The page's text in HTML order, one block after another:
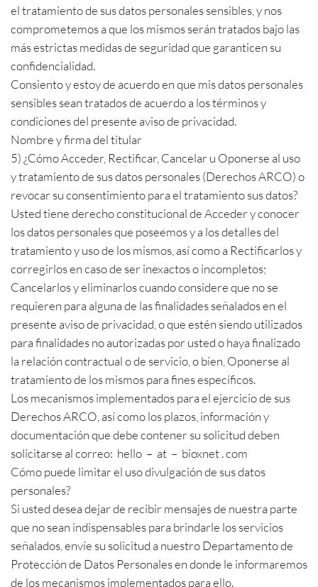
el tratamiento de sus datos personales sensibles, y nos
comprometemos a que los mismos serán tratados bajo las
más estrictas medidas de seguridad que garanticen su
confidencialidad.
Consiento y estoy de acuerdo en que mis datos personales
sensibles sean tratados de acuerdo a los términos y
condiciones del presente aviso de privacidad.
Nombre y firma del titular
5) ¿Cómo Acceder, Rectificar, Cancelar u Oponerse al uso
y tratamiento de sus datos personales (Derechos ARCO) o
revocar su consentimiento para el tratamiento sus datos?
Usted tiene derecho constitucional de Acceder y conocer
los datos personales que poseemos y a los detalles del
tratamiento y uso de los mismos, así como a Rectificarlos y
corregirlos en caso de ser inexactos o incompletos;
Cancelarlos y eliminarlos cuando considere que no se
requieren para alguna de las finalidades señalados en el
presente aviso de privacidad, o que estén siendo utilizados
para finalidades no autorizadas por usted o haya finalizado
la relación contractual o de servicio, o bien, Oponerse al
tratamiento de los mismos para fines específicos.
Los mecanismos implementados para el ejercicio de sus
Derechos ARCO, así como los plazos, información y
documentación que debe contener su solicitud deben
solicitarse al correo: hello – at – bioxnet . com
Cómo puede limitar el uso divulgación de sus datos
personales?
Si usted desea dejar de recibir mensajes de nuestra parte
que no sean indispensables para brindarle los servicios
señalados, envíe su solicitud a nuestro Departamento de
Protección de Datos Personales en donde le informaremos
de los mecanismos implementados para ello.